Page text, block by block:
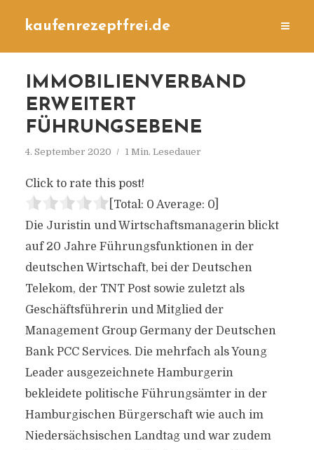
kaufenrezeptfrei.de
IMMOBILIENVERBAND
ERWEITERT
FÜHRUNGSEBENE
4. September 2020 1 Min. Lesedauer
Click to rate this post!
[Total: 0 Average: 0]
Die Juristin und Wirtschaftsmanagerin blickt
auf 20 Jahre Führungsfunktionen in der
deutschen Wirtschaft, bei der Deutschen
Telekom, der TNT Post sowie zuletzt als
Geschäftsführerin und Mitglied der
Management Group Germany der Deutschen
Bank PCC Services. Die mehrfach als Young
Leader ausgezeichnete Hamburgerin
bekleidete politische Führungsämter in der
Hamburgischen Bürgerschaft wie auch im
Niedersächsischen Landtag und war zudem